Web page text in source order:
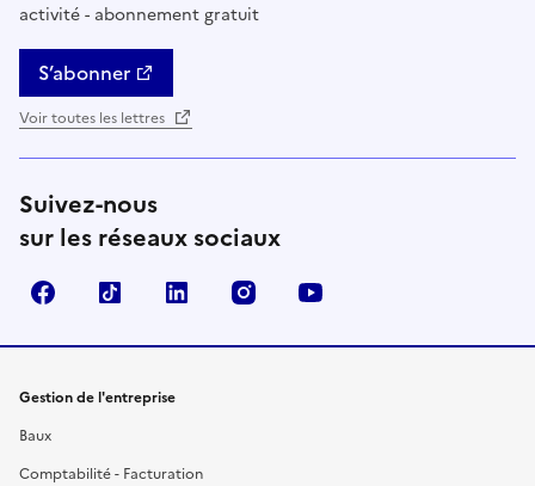
activité - abonnement gratuit
S’abonner
Voir toutes les lettres
Suivez-nous
sur les réseaux sociaux
FacebookTikTok Linkedin Instagram
Gestion de l'entreprise
Baux
Comptabilité - Facturation